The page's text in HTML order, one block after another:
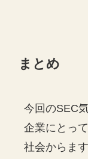
まとめ
今回のSEC
企業にとっ
社会からま